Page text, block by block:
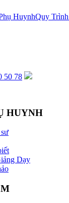
HuynhQuy
50 78
HUYNH
Dạy